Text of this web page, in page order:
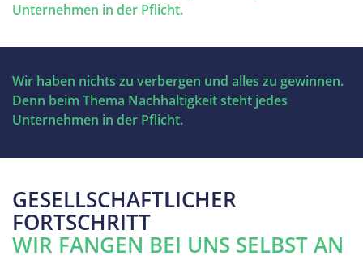
Unternehmen in der Pflicht.
Wir haben nichts zu verbergen und alles zu gewinnen.
Denn beim Thema Nachhaltigkeit steht jedes
Unternehmen in der Pflicht.
GESELLSCHAFTLICHER
FORTSCHRITT
WIR FANGEN BEI UNS SELBST AN